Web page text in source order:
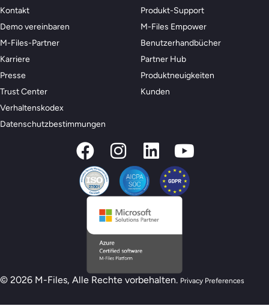
Kontakt
Demo vereinbaren
M-Files-Partner
Karriere
Presse
Trust Center
Verhaltenskodex
Datenschutzbestimmungen
Produkt-Support
M-Files Empower
Benutzerhandbücher
Partner Hub
Produktneuigkeiten
Kunden
© 2026 M-Files, Alle Rechte vorbehalten. Privacy Preferences